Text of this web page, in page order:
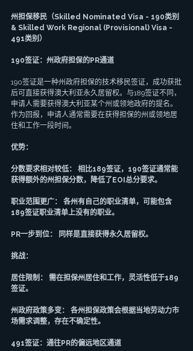
州担保移民（Skilled Nominated Visa - 190类别
& Skilled Work Regional (Provisional) Visa -
491类别）
190签证：州政府担保的PR通道
190签证是一种州政府担保的技术移民签证，成功获批
后可直接获得澳大利亚永久居留权。与189签证不同，
申请人需要获得澳大利亚某个州或领地政府的提名。
作为回报，申请人通常需要在获得担保的州或领地居
住和工作一段时间。
优势：
分数要求相对较低： 相比189签证，190签证通常能
获得额外的州担保分数，降低了EOI总分要求。
职业范围更广： 各州有自己的职业清单，可能包含
189签证职业清单上没有的职业。
PR一步到位： 同样是直接获得永久居留权。
挑战：
居住限制： 需在担保州居住和工作，灵活性低于189
签证。
州政府政策多变： 各州担保政策会根据当地劳动力市
场需求调整，存在不确定性。
491签证：通往PR的偏远地区通道